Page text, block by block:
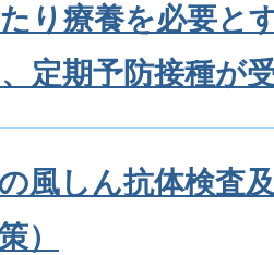
り療養を必要と
定期予防接種が
風しん抗体検査
）